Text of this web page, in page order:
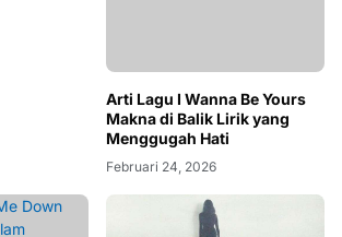
Arti Lagu I Wanna Be Yours
Makna di Balik Lirik yang
Menggugah Hati
Februari 24, 2026